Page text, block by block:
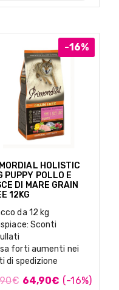
-16%
HOLISTIC
PUPPY POLLO E
DI MARE GRAIN
12KG
da 12 kg
Sconti
forti aumenti nei
di spedizione
€ 64,90€ (-16%)